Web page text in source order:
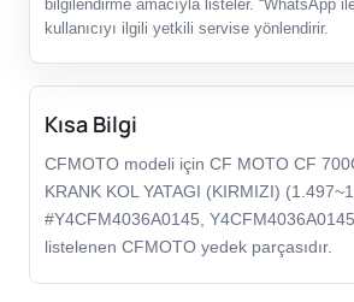
bilgilendirme amacıyla listeler. “WhatsApp
kullanıcıyı ilgili yetkili servise yönlendirir.
Kısa Bilgi
CFMOTO modeli için CF MOTO CF
KRANK KOL YATAGI (KIRMIZI)
#Y4CFM4036A0145,
listelenen CFMOTO yedek parçasıdır.